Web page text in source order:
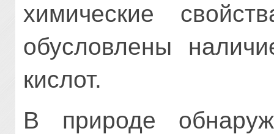
химические
обусловлены
кислот.
В природе